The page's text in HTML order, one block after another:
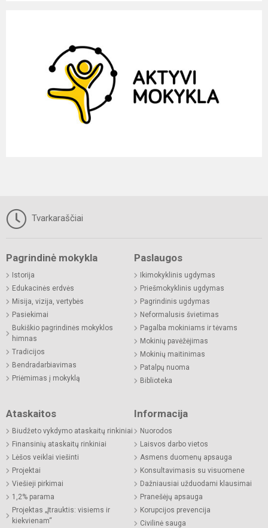
Tvarkaraščiai
Pagrindinė mokykla
Istorija
Edukacinės erdvės
Misija, vizija, vertybės
Pasiekimai
Bukiškio pagrindinės mokyklos
himnas
Tradicijos
Bendradarbiavimas
Priėmimas į mokyklą
Paslaugos
Ikimokyklinis ugdymas
Priešmokyklinis ugdymas
Pagrindinis ugdymas
Neformalusis švietimas
Pagalba mokiniams ir tėvams
Mokinių pavėžėjimas
Mokinių maitinimas
Patalpų nuoma
Biblioteka
Ataskaitos
Biudžeto vykdymo ataskaitų rinkiniai
Finansinių ataskaitų rinkiniai
Lėšos veiklai viešinti
Projektai
Viešieji pirkimai
1,2% parama
Projektas „Įtrauktis: visiems ir
kiekvienam“
Informacija
Nuorodos
Laisvos darbo vietos
Asmens duomenų apsauga
Konsultavimasis su visuomene
Dažniausiai užduodami klausimai
Pranešėjų apsauga
Korupcijos prevencija
Civilinė sauga